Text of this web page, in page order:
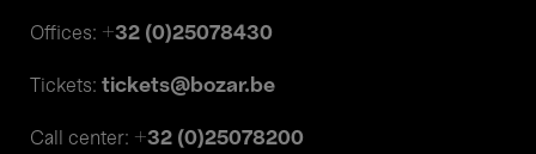
Offices: +32 (0)25078430
Tickets: tickets@bozar.be
Call center: +32 (0)25078200